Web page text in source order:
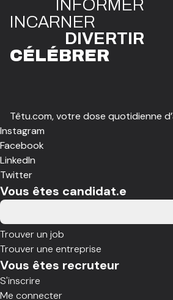
INFORMER
INCARNER
DIVERTIR
CÉLÉBRER
Têtu.com, votre dose quotidienne
Instagram
Facebook
LinkedIn
Twitter
Vous êtes candidat.e
Trouver un job
Trouver une entreprise
Vous êtes recruteur
S'inscrire
Me connecter